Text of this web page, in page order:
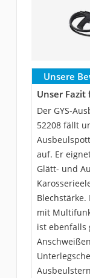
Unsere
Unser Fazit
Der GYS-
52208 fällt
auf. Er
Glätt- und
mit
ist ebenfalls